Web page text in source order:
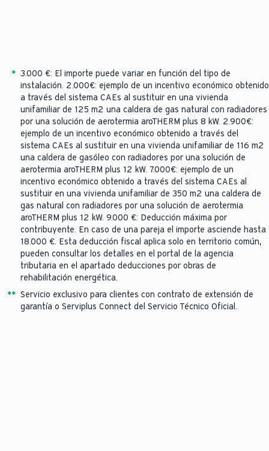
* 3.000 €: El importe puede variar en función del tipo de
instalación. 2.000€: ejemplo de un incentivo económico obtenido
a través del sistema CAEs al sustituir en una vivienda
unifamiliar de 125 m2 una caldera de gas natural con radiadores
por una solución de aerotermia aroTHERM plus 8 kW. 2.900€:
ejemplo de un incentivo económico obtenido a través del
sistema CAEs al sustituir en una vivienda unifamiliar de 116 m2
una caldera de gasóleo con radiadores por una solución de
aerotermia aroTHERM plus 12 kW. 7.000€: ejemplo de un
incentivo económico obtenido a través del sistema CAEs al
sustituir en una vivienda unifamiliar de 350 m2 una caldera de
gas natural con radiadores por una solución de aerotermia
aroTHERM plus 12 kW. 9.000 €: Deducción máxima por
contribuyente. En caso de una pareja el importe asciende hasta
18.000 €. Esta deducción fiscal aplica solo en territorio común,
pueden consultar los detalles en el portal de la agencia
tributaria en el apartado deducciones por obras de
rehabilitación energética.
** Servicio exclusivo para clientes con contrato de extensión de
garantía o Serviplus Connect del Servicio Técnico Oficial.